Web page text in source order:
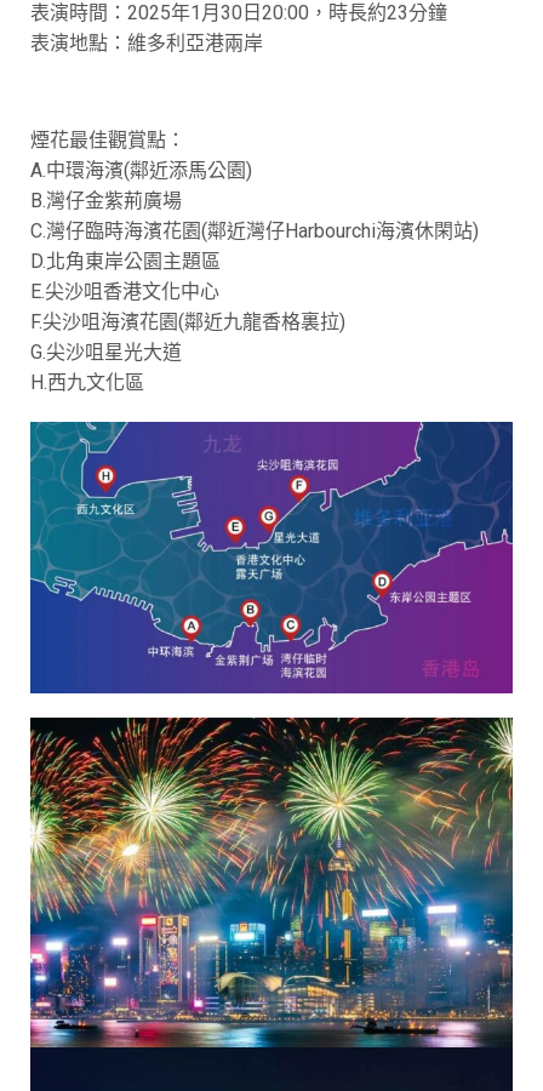
表演時間：2025年1月30日20:00，時長約23分鐘
表演地點：維多利亞港兩岸
煙花最佳觀賞點：
A.中環海濱(鄰近添馬公園)
B.灣仔金紫荊廣場
C.灣仔臨時海濱花園(鄰近灣仔Harbourchi海濱休閑站)
D.北角東岸公園主題區
E.尖沙咀香港文化中心
F.尖沙咀海濱花園(鄰近九龍香格裏拉)
G.尖沙咀星光大道
H.西九文化區